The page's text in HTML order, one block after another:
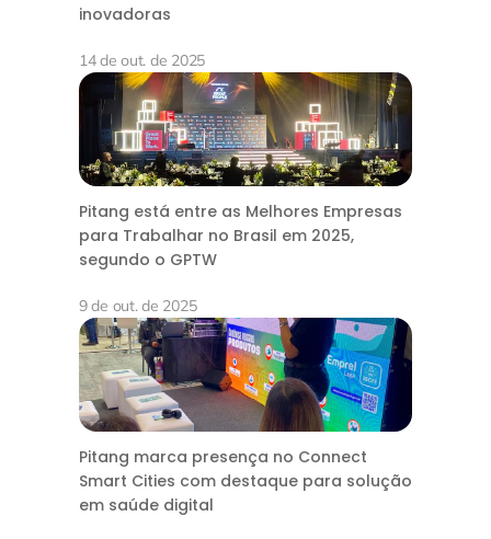
inovadoras
14 de out. de 2025
Pitang está entre as Melhores Empresas
para Trabalhar no Brasil em 2025,
segundo o GPTW
9 de out. de 2025
Pitang marca presença no Connect
Smart Cities com destaque para solução
em saúde digital